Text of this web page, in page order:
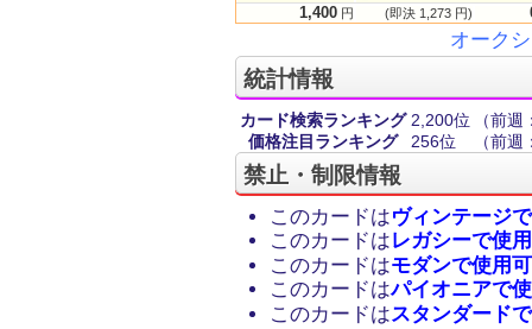
1,400 円 (即決 1,273 円)
オーク
統計情報
カード検索ランキング 2,200位
（前
価格注目ランキング
256位 （前
禁止・制限情報
このカードはヴィンテージ
このカードはレガシーで使
このカードはモダンで使用
このカードはパイオニアで
このカードはスタンダード